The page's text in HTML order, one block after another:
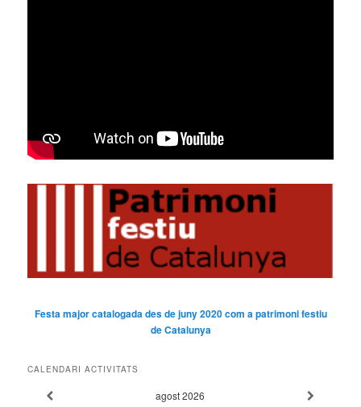
Festa major catalogada des de juny 2020 com a patrimoni festiu
de Catalunya
CALENDARI ACTIVITATS
agost 2026